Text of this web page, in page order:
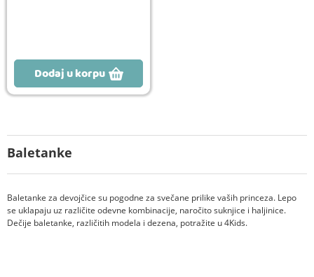
Dodaj u korpu
Baletanke
Baletanke za devojčice su pogodne za svečane prilike vaših princeza. Lepo
se uklapaju uz različite odevne kombinacije, naročito suknjice i haljinice.
Dečije baletanke, različitih modela i dezena, potražite u 4Kids.